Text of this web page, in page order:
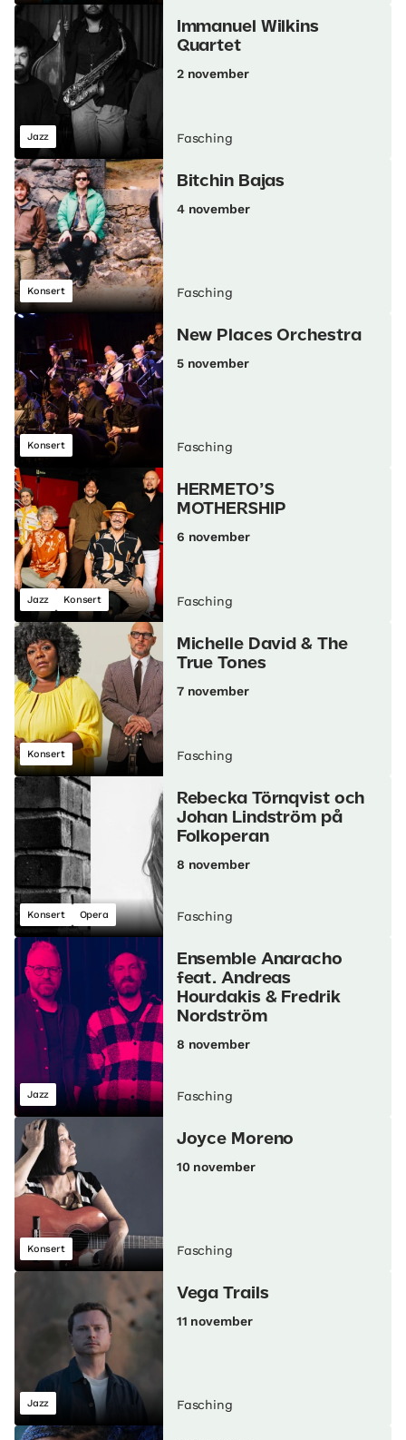
Jazz
Immanuel Wilkins
Quartet
2 november
Fasching
Konsert
Bitchin Bajas
4 november
Fasching
Konsert
New Places Orchestra
5 november
Fasching
Jazz Konsert
HERMETO’S
MOTHERSHIP
6 november
Fasching
Konsert
Michelle David & The
True Tones
7 november
Fasching
Konsert Opera
Rebecka Törnqvist och
Johan Lindström på
Folkoperan
8 november
Fasching
Jazz
Ensemble Anaracho
feat. Andreas
Hourdakis & Fredrik
Nordström
8 november
Fasching
Konsert
Joyce Moreno
10 november
Fasching
Jazz
Vega Trails
11 november
Fasching